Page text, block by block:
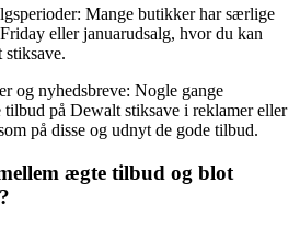
Mange butikker har særlige
eller januarudsalg, hvor du kan
og nyhedsbreve: Nogle gange
på Dewalt stiksave i reklamer eller
på disse og udnyt de gode tilbud.
ægte tilbud og blot